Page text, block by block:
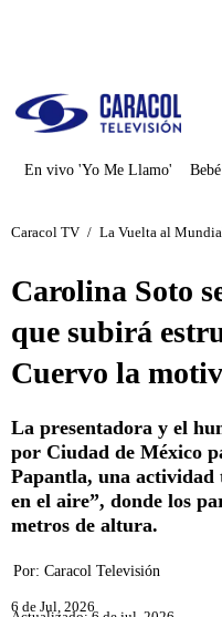
En vivo 'Yo Me Llamo'
Caracol TV / La Vuelta al
Carolina Soto
que subirá
Cuervo la
La presentadora y el
por Ciudad de México
Papantla, una
en el aire”, donde los
metros de altura.
Por: Caracol Televisión
6 de Jul, 2026